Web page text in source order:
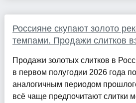
Россияне скупают золото
темпами. Продажи слитков
Продажи золотых слитков в
в первом полугодии 2026 года
аналогичным периодом
всё чаще предпочитают слитки